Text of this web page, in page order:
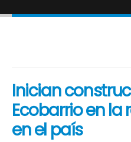
Inician
Ecobarrio en la
en el país